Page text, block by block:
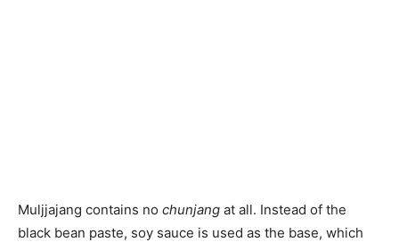
Muljjajang contains no chunjang at all. Instead of the
black bean paste, soy sauce is used as the base, which